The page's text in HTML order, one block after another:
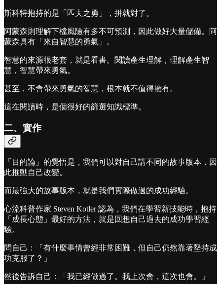
斯科特抱持的是「匹夫之勇」，拼就對了。
阿蒙森則理解下檔風險有多不可預測，因此做好大量儲備。阿
蒙森具有「來自智慧的勇氣」。
智慧的來源很老套，就是看書。閱讀產生理解，理解產生智
慧，智慧帶來勇氣。
甚至，不會帶來勇氣的智慧，根本就不值得擁有。
這在閱讀時，是個很好的篩選知識標準。
二、實作
「目的論」的覺悟是，我們可以對自己講不同的故事版本，因
此推動自己改變。
而最強大的故事版本，就是我們實際做過的成功經驗。
心流科普作家 Steven Kotler 認為，我們在學習新技能時，抱持
「成長心態」最好的方法，就是回想自己過去的成功學習經
驗。
問自己：「有什麼事情曾經非常困難，但自己仍然靠著堅持成
功克服了？」
然後告訴自己：「我已經做過了。我上次會，這次也會。」